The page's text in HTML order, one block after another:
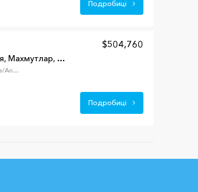
Подробиці
Пентхаус 3+1 в 100 м от моря, Махмутлар, Аланья, Турция
Mahmutlar, Mahmutlar Mahallesi, Alanya/Antalya, Турция
$504,760
Подробиці